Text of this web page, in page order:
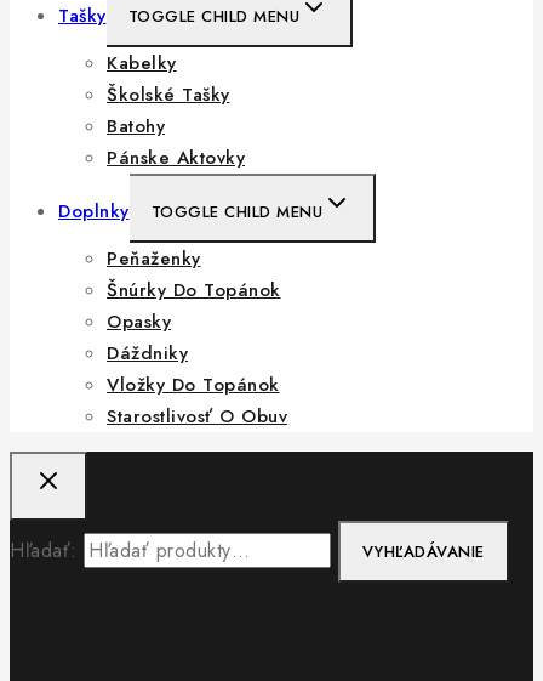
Tašky
TOGGLE CHILD MENU
Kabelky
Školské Tašky
Batohy
Pánske Aktovky
Doplnky
TOGGLE CHILD MENU
Peňaženky
Šnúrky Do Topánok
Opasky
Dáždniky
Vložky Do Topánok
Starostlivosť O Obuv
Hľadať: VYHĽADÁVANIE